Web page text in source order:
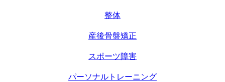
整体
産後骨盤矯正
スポーツ障害
パーソナルトレーニング